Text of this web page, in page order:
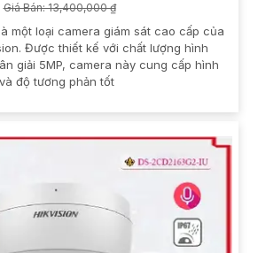
Giá Bán: 13,400,000 ₫
một loại camera giám sát cao cấp của
Được thiết kế với chất lượng hình
giải 5MP, camera này cung cấp hình
độ tương phản tốt